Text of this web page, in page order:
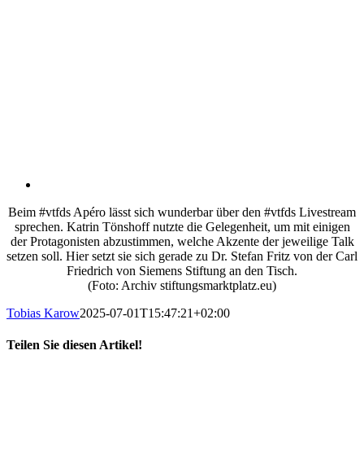
Beim #vtfds Apéro lässt sich wunderbar über den #vtfds Livestream
sprechen. Katrin Tönshoff nutzte die Gelegenheit, um mit einigen
der Protagonisten abzustimmen, welche Akzente der jeweilige Talk
setzen soll. Hier setzt sie sich gerade zu Dr. Stefan Fritz von der Carl
Friedrich von Siemens Stiftung an den Tisch.
(Foto: Archiv stiftungsmarktplatz.eu)
Tobias Karow2025-07-01T15:47:21+02:00
Teilen Sie diesen Artikel!